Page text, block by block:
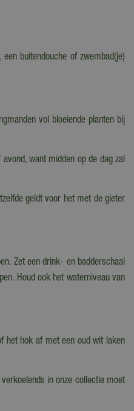
buitendouche of zwembad(je)
vol bloeiende planten bij
want midden op de dag zal
geldt voor het met de gieter
Zet een drink- en badderschaal
Houd ook het waterniveau van
het hok af met een oud wit laken
in onze collectie moet